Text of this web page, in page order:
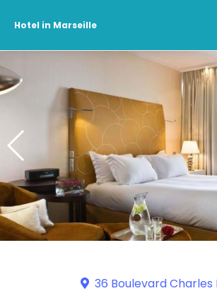
Hotel in Marseille
36 Boulevard Charles